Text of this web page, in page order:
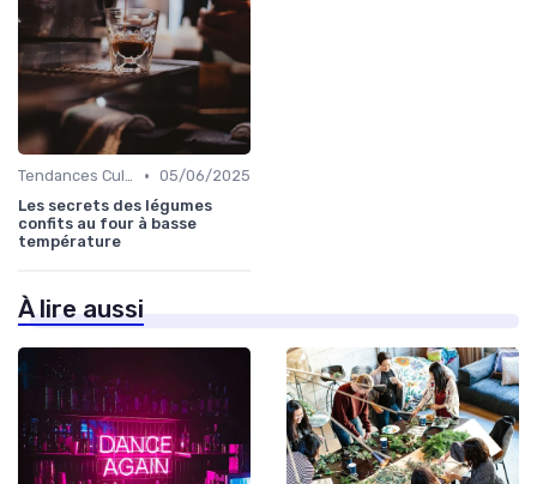
Tendances Culinaire • 05/06/2025
Les secrets des légumes
confits au four à basse
température
À lire aussi